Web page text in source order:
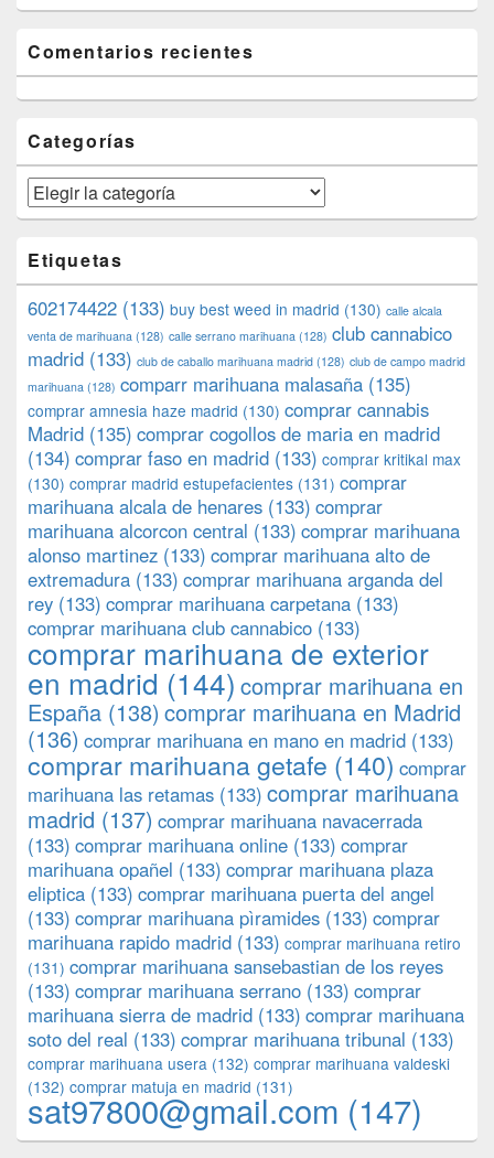
Comentarios recientes
Categorías
Categorías
Etiquetas
602174422 (133) buy best weed in madrid (130) calle alcala
venta de marihuana (128) calle serrano marihuana (128) club cannabico
madrid (133) club de caballo marihuana madrid (128) club de campo madrid
marihuana (128) comparr marihuana malasaña (135)
comprar amnesia haze madrid (130) comprar cannabis
Madrid (135) comprar cogollos de maria en madrid
(134) comprar faso en madrid (133) comprar kritikal max
(130) comprar madrid estupefacientes (131) comprar
marihuana alcala de henares (133) comprar
marihuana alcorcon central (133) comprar marihuana
alonso martinez (133) comprar marihuana alto de
extremadura (133) comprar marihuana arganda del
rey (133) comprar marihuana carpetana (133)
comprar marihuana club cannabico (133)
comprar marihuana de exterior
en madrid (144) comprar marihuana en
España (138) comprar marihuana en Madrid
(136) comprar marihuana en mano en madrid (133)
comprar marihuana getafe (140) comprar
marihuana las retamas (133) comprar marihuana
madrid (137) comprar marihuana navacerrada
(133) comprar marihuana online (133) comprar
marihuana opañel (133) comprar marihuana plaza
eliptica (133) comprar marihuana puerta del angel
(133) comprar marihuana pìramides (133) comprar
marihuana rapido madrid (133) comprar marihuana retiro
(131) comprar marihuana sansebastian de los reyes
(133) comprar marihuana serrano (133) comprar
marihuana sierra de madrid (133) comprar marihuana
soto del real (133) comprar marihuana tribunal (133)
comprar marihuana usera (132) comprar marihuana valdeski
(132) comprar matuja en madrid (131)
sat97800@gmail.com (147)